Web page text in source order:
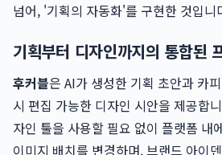
넘어, '기획의 자동화'를 구현한 것입니
기획부터 디자인까지의 통합된
후커블은 AI가 생성한 기획 초안과 카
시 편집 가능한 디자인 시안을 제공합
자인 툴을 사용할 필요 없이 플랫폼 내
이미지 배치를 변경하며, 브랜드 아이